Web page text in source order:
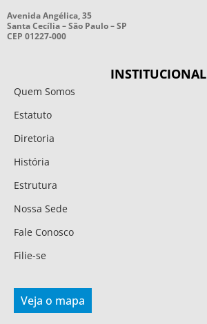
Avenida Angélica, 35
Santa Cecília – São Paulo – SP
CEP 01227-000
INSTITUCIONAL
Quem Somos
Estatuto
Diretoria
História
Estrutura
Nossa Sede
Fale Conosco
Filie-se
Veja o mapa